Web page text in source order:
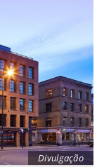
Divulgação